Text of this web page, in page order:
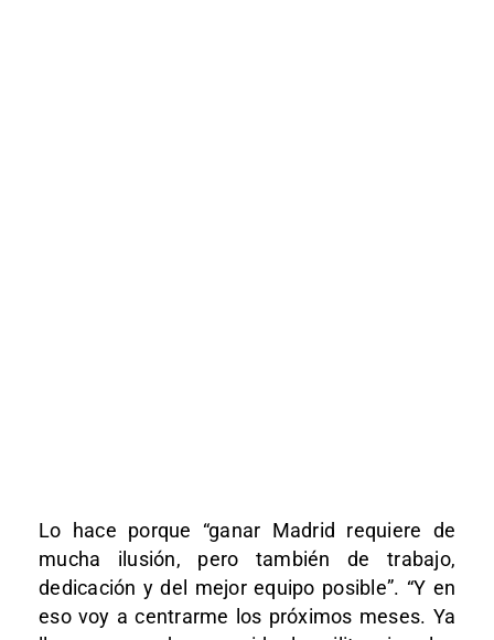
Lo hace porque “ganar Madrid requiere de
mucha ilusión, pero también de trabajo,
dedicación y del mejor equipo posible”. “Y en
eso voy a centrarme los próximos meses. Ya